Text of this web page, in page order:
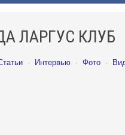
ЛАРГУС КЛУБ
· Интервью · Фото ·